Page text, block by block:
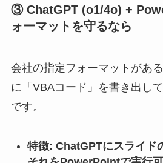
③ ChatGPT (o1/4o) +
ォーマットを守るなら
会社の指定フォーマットがあ
に「VBAコード」を書き出し
です。
特徴: ChatGPTにスライド